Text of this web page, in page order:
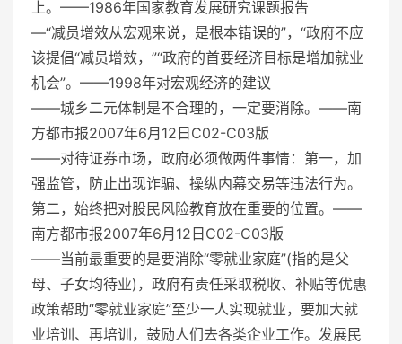
上。——1986年国家教育发展研究课题报告
—“减员增效从宏观来说，是根本错误的”，“政府不应
该提倡“减员增效，”“政府的首要经济目标是增加就业
机会”。——1998年对宏观经济的建议
——城乡二元体制是不合理的，一定要消除。——南
方都市报2007年6月12日C02-C03版
——对待证券市场，政府必须做两件事情：第一，加
强监管，防止出现诈骗、操纵内幕交易等违法行为。
第二，始终把对股民风险教育放在重要的位置。——
南方都市报2007年6月12日C02-C03版
——当前最重要的是要消除“零就业家庭”(指的是父
母、子女均待业)，政府有责任采取税收、补贴等优惠
政策帮助“零就业家庭”至少一人实现就业，要加大就
业培训、再培训，鼓励人们去各类企业工作。发展民